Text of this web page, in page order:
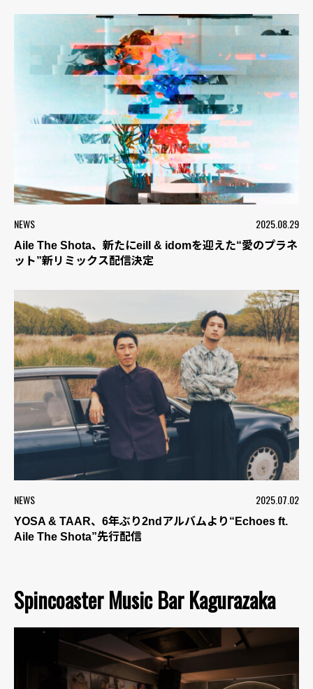
NEWS 2025.08.29
Aile The Shota、新たにeill & idomを迎えた“愛のプラネ
ット”新リミックス配信決定
NEWS 2025.07.02
YOSA & TAAR、6年ぶり2ndアルバムより“Echoes ft.
Aile The Shota”先行配信
Spincoaster Music Bar Kagurazaka